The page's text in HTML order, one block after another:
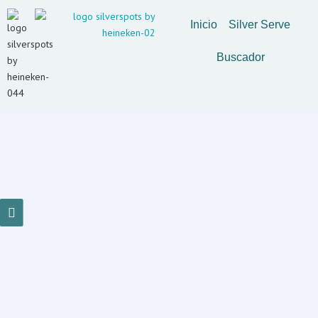
Inicio Silver Serve
Buscador
Tailandesa
0 resultados encontrados